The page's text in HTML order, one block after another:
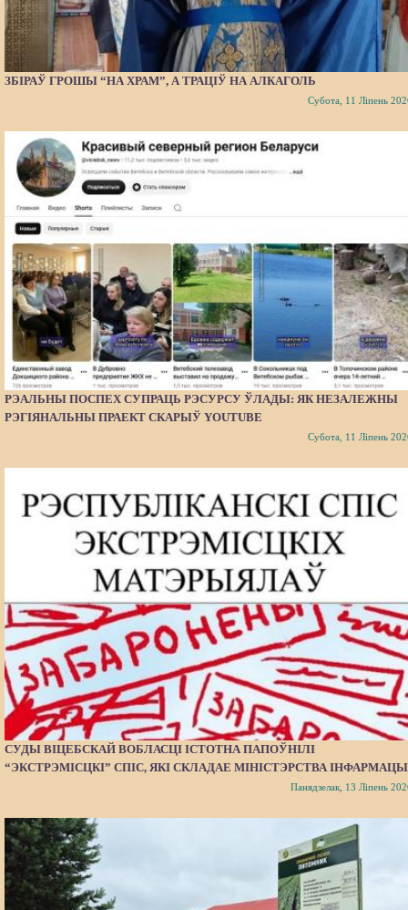
ЗБІРАЎ ГРОШЫ “НА ХРАМ”, А ТРАЦІЎ НА АЛКАГОЛЬ
Субота, 11 Ліпень
РЭАЛЬНЫ ПОСПЕХ СУПРАЦЬ РЭСУРСУ ЎЛАДЫ: ЯК НЕЗАЛЕЖНЫ
РЭГІЯНАЛЬНЫ ПРАЕКТ СКАРЫЎ YOUTUBE
Субота, 11 Ліпень
СУДЫ ВІЦЕБСКАЙ ВОБЛАСЦІ ІСТОТНА ПАПОЎНІЛІ
“ЭКСТРЭМІСЦКІ” СПІС, ЯКІ СКЛАДАЕ МІНІСТЭРСТВА
Панядзелак, 13 Ліпень